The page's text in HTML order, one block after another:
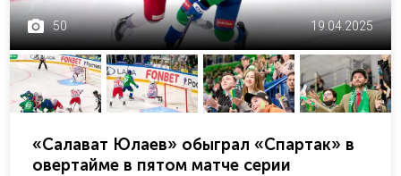
50 19.04.2025
«Салават Юлаев» обыграл «Спартак» в
овертайме в пятом матче серии